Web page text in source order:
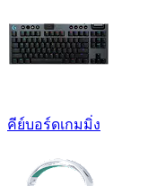
คีย์บอร์ดเกมมิ่ง